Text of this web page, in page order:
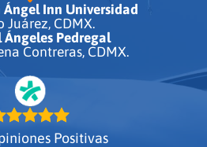
Inn Universidad
Juárez, CDMX.
Pedregal
Contreras, CDMX.
Positivas